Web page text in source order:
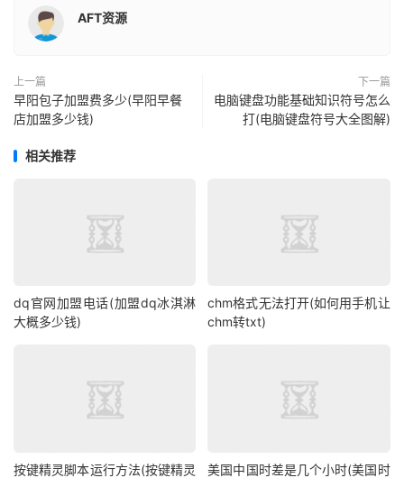
AFT资源
上一篇
早阳包子加盟费多少(早阳早餐
店加盟多少钱)
下一篇
电脑键盘功能基础知识符号怎么
打(电脑键盘符号大全图解)
相关推荐
dq官网加盟电话(加盟dq冰淇淋
大概多少钱)
chm格式无法打开(如何用手机让
chm转txt)
按键精灵脚本运行方法(按键精灵
美国中国时差是几个小时(美国时